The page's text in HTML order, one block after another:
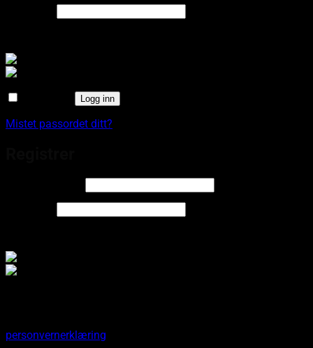
Logg inn
Mistet passordet ditt?
personvernerklæring